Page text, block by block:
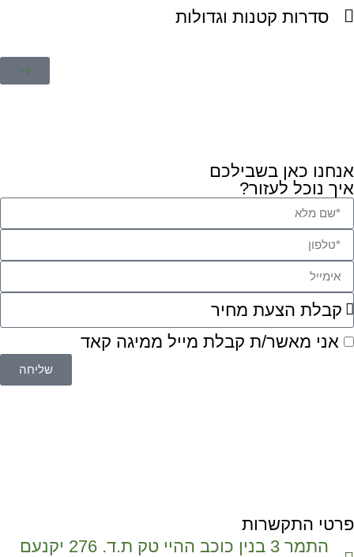
סדרות קטנות וגדולות
אנחנו כאן בשבילכם
איך נוכל לעזור?
אני מאשר/ת קבלת מייל ממיגה קאד
שליחה
פרטי התקשרות
התמר 3 בנין כוכב ההיי טק ת.ד. 276 יקנעם